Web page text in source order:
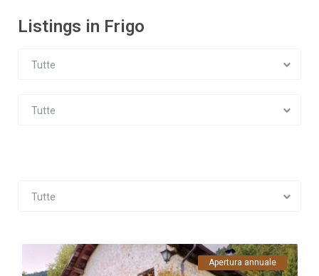
Listings in Frigo
Tutte
Tutte
Tutte
Apertura annuale